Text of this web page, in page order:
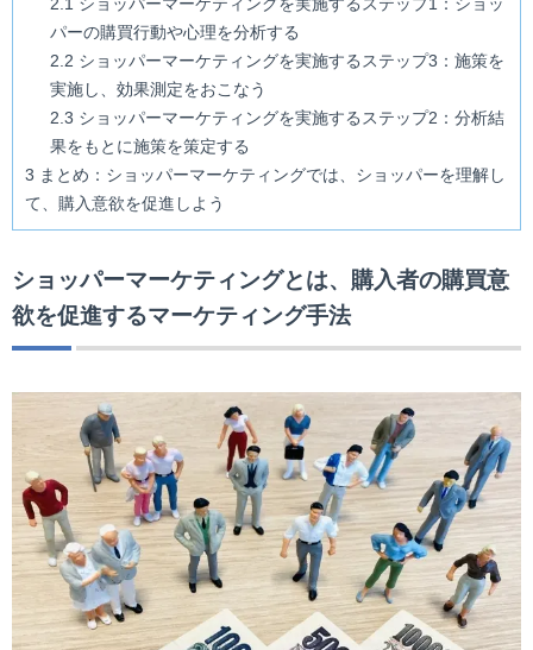
パーの購買行動や心理を分析する
2.2 ショッパーマーケティングを実施するステップ3：施策を
実施し、効果測定をおこなう
2.3 ショッパーマーケティングを実施するステップ2：分析結
果をもとに施策を策定する
3 まとめ：ショッパーマーケティングでは、ショッパーを理解し
て、購入意欲を促進しよう
ショッパーマーケティングとは、購入者の購買意
欲を促進するマーケティング手法